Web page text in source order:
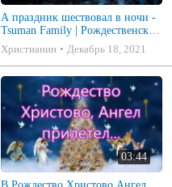
А праздник шествовал в ночи -
Tsuman Family | Рождественская
песня 2020
Христианин Декабрь 18, 2021
03:44